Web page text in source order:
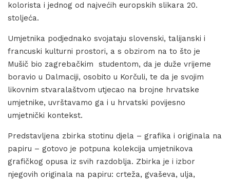
kolorista i jednog od najvećih europskih slikara 20.
stoljeća.
Umjetnika podjednako svojataju slovenski, talijanski i
francuski kulturni prostori, a s obzirom na to što je
Mušič bio zagrebačkim studentom, da je duže vrijeme
boravio u Dalmaciji, osobito u Korčuli, te da je svojim
likovnim stvaralaštvom utjecao na brojne hrvatske
umjetnike, uvrštavamo ga i u hrvatski povijesno
umjetnički kontekst.
Predstavljena zbirka stotinu djela – grafika i originala na
papiru – gotovo je potpuna kolekcija umjetnikova
grafičkog opusa iz svih razdoblja. Zbirka je i izbor
njegovih originala na papiru: crteža, gvaševa, ulja,